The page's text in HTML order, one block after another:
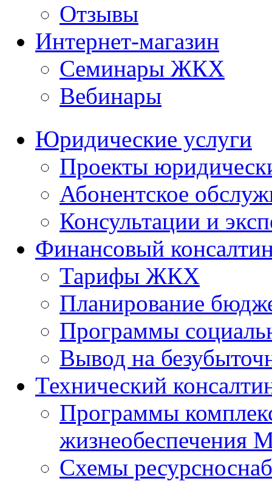
Отзывы
Интернет-магазин
Семинары ЖКХ
Вебинары
Юридические услуги
Проекты
Абонентское
Консультации и
Финансовый
Тарифы ЖКХ
Планирование
Программы
Вывод на
Технический
Программы
жизнеобеспечения
Схемы